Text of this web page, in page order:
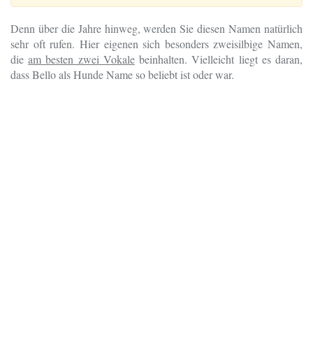
Denn über die Jahre hinweg, werden Sie diesen Namen natürlich
sehr oft rufen. Hier eigenen sich besonders zweisilbige Namen,
dieam besten zwei Vokalebeinhalten. Vielleicht liegt es daran,
dass Bello als Hunde Name so beliebt ist oder war.